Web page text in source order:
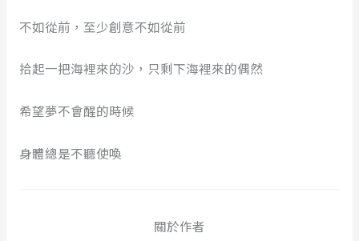
不如從前，至少創意不如從前
拾起一把海裡來的沙，只剩下海裡來的偶然
希望夢不會醒的時候
身體總是不聽使喚
關於作者